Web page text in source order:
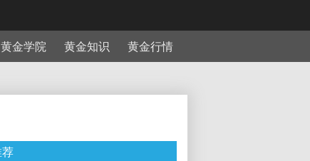
黄金学院 黄金知识 黄金行情